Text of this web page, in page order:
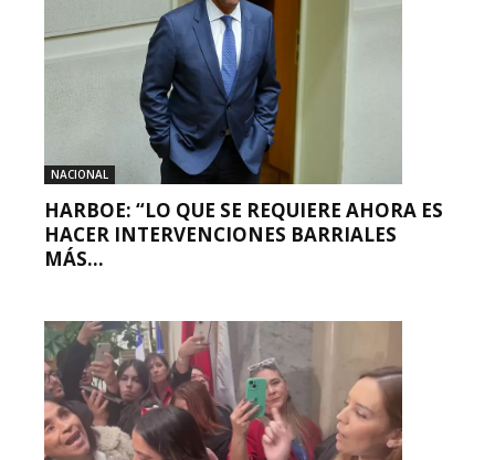
NACIONAL
HARBOE: “LO QUE SE REQUIERE AHORA ES
HACER INTERVENCIONES BARRIALES
MÁS...